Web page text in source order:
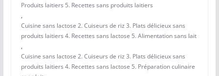
Produits laitiers 5. Recettes sans produits laitiers
,
Cuisine sans lactose 2. Cuiseurs de riz 3. Plats délicieux sans
produits laitiers 4. Recettes sans lactose 5. Alimentation sans lait
,
Cuisine sans lactose 2. Cuiseurs de riz 3. Plats délicieux sans
produits laitiers 4. Recettes sans lactose 5. Préparation culinaire